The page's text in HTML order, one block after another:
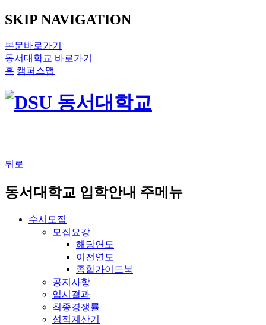
SKIP NAVIGATION
본문바로가기
동서대학교 바로가기
홈 캠퍼스맵
뒤로
동서대학교 입학안내 주메뉴
수시모집
모집요강
해당연도
이전연도
종합가이드북
공지사항
입시결과
최종경쟁률
성적계산기